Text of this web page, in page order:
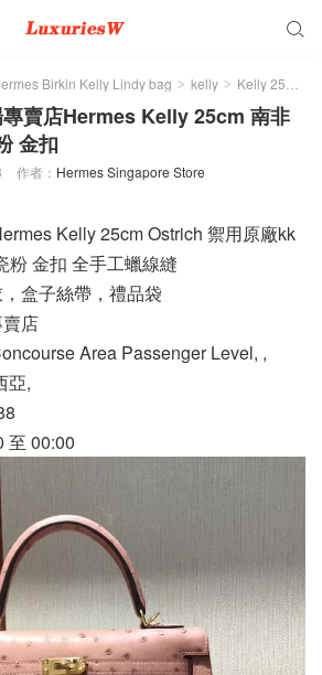

Birkin Kelly Lindy bag > kelly > Kelly 25CM
賣店Hermes Kelly 25cm 南非
金扣
作者： Hermes Singapore Store
Kelly 25cm Ostrich 禦用原廠kk
粉 金扣 全手工蠟線縫
盒子絲帶，禮品袋
店
Area Passenger Level, ,
亞,
至 00:00